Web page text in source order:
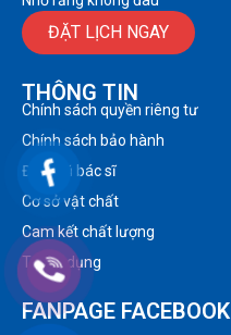
ĐẶT LỊCH NGAY
THÔNG TIN
Chính sách quyền riêng tư
Chính sách bảo hành
Đội ngũ bác sĩ
Cơ sở vật chất
Cam kết chất lượng
Tuyển dụng
FANPAGE FACEBOOK